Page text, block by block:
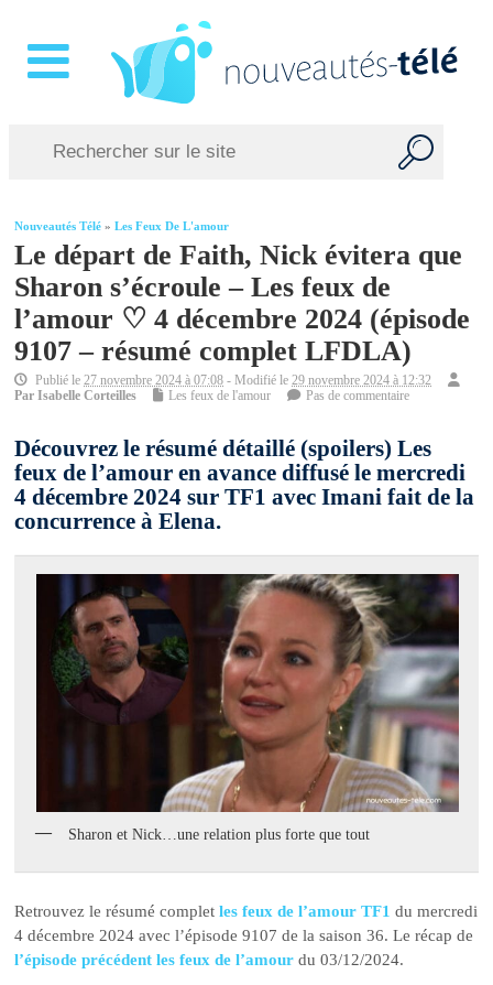
Nouveautés Télé »Les Feux De L'amour
Le départ de Faith, Nick évitera que
Sharon s’écroule – Les feux de
l’amour ♡ 4 décembre 2024 (épisode
9107 – résumé complet LFDLA)
Publié le27 novembre 2024 à 07:08 - Modifié le29 novembre 2024 à 12:32
ParIsabelle Corteilles Les feux de l'amour Pas de commentaire
Découvrez le résumé détaillé (spoilers) Les
feux de l’amour en avance diffusé le mercredi
4 décembre 2024 sur TF1 avec Imani fait de la
concurrence à Elena.
Sharon et Nick…une relation plus forte que tout
Retrouvez le résumé complet les feux de l’amour TF1du mercredi
4 décembre 2024 avec l’épisode 9107 de la saison 36. Le récap de
l’épisode précédent les feux de l’amour du 03/12/2024.